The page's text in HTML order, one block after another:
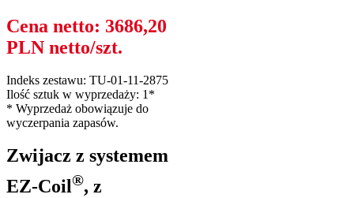
Cena netto: 3686,20
PLN netto/szt.
Indeks zestawu: TU-01-11-2875
Ilość sztuk w wyprzedaży: 1*
* Wyprzedaż obowiązuje do
wyczerpania zapasów.
Zwijacz z systemem
EZ-Coil®, z